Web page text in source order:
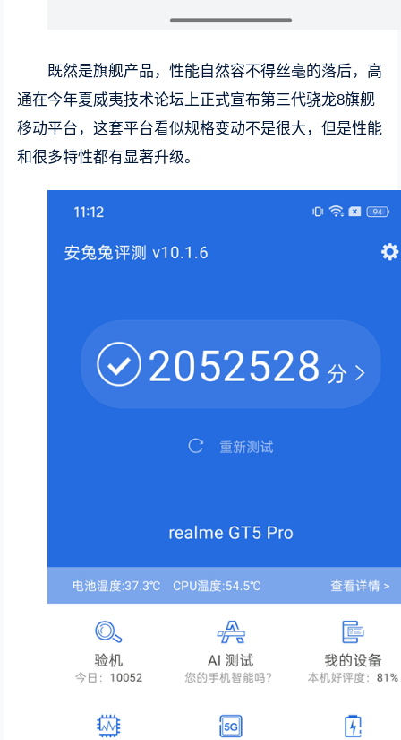
既然是旗舰产品，性能自然容不得丝毫的落后，高
通在今年夏威夷技术论坛上正式宣布第三代骁龙8旗舰
移动平台，这套平台看似规格变动不是很大，但是性能
和很多特性都有显著升级。